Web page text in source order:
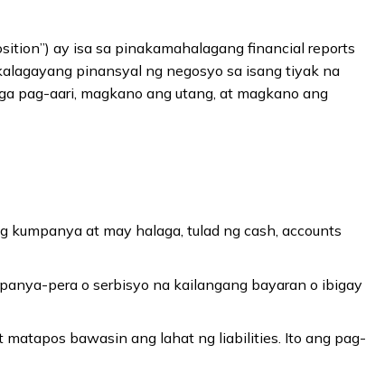
ay isa sa pinakamahalagang financial reports
pinansyal ng negosyo sa isang tiyak na
pag-aari, magkano ang utang, at magkano ang
at may halaga, tulad ng cash, accounts
pera o serbisyo na kailangang bayaran o ibigay
bawasin ang lahat ng liabilities. Ito ang pag-